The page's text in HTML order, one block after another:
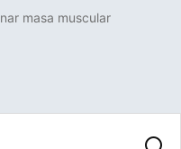
masa muscular